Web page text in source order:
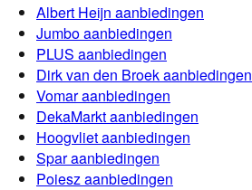
Albert Heijn aanbiedingen
Jumboaanbiedingen
PLUS aanbiedingen
Dirk van den Broekaanbiedingen
Vomaraanbiedingen
DekaMarktaanbiedingen
Hoogvlietaanbiedingen
Sparaanbiedingen
Poieszaanbiedingen